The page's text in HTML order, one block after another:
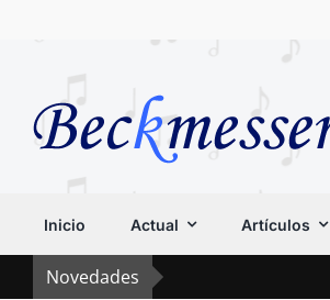
Inicio Actual Artículos
Novedades